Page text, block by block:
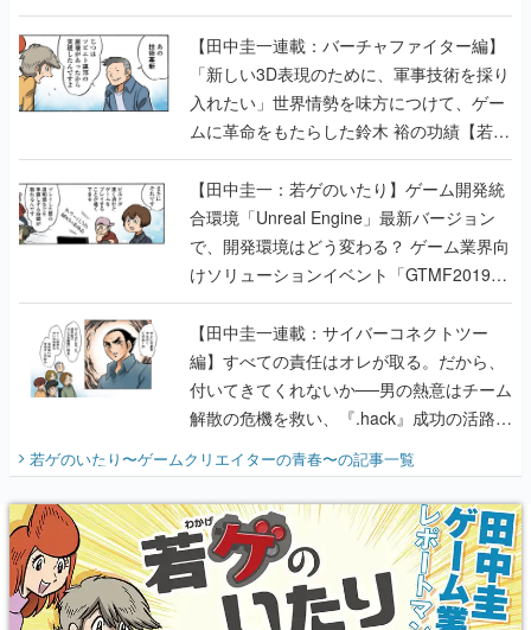
【若ゲのいたり最終回】
【田中圭一連載：バーチャファイター編】
「新しい3D表現のために、軍事技術を採り
入れたい」世界情勢を味方につけて、ゲー
ムに革命をもたらした鈴木 裕の功績【若ゲ
のいたり】
【田中圭一：若ゲのいたり】ゲーム開発統
合環境「Unreal Engine」最新バージョン
で、開発環境はどう変わる？ ゲーム業界向
けソリューションイベント「GTMF2019」
に行って、より理解を深めよう【PR】
【田中圭一連載：サイバーコネクトツー
編】すべての責任はオレが取る。だから、
付いてきてくれないか──男の熱意はチーム
解散の危機を救い、『.hack』成功の活路を
『少年ジャンプ』色だった【若ゲのいた
り】
若ゲのいたり〜ゲームクリエイターの青春〜の記事一覧